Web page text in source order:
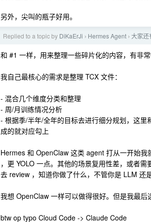
另外，尖叫的瓶子好用。
Replied to a topic by DiKaErJi › Hermes Agent › 大家还
和 #1 一样，用来整理一些碎片化的内容，有非常
我自己最核心的需求是整理 TCX 文件：
- 混合几个维度分类和整理
- 周/月训练情况分析
- 根据季/半年/全年的目标去进行细分规划，这
成的就对应勾上
Hermes 和 OpenClaw 这类 agent 打从一开始
，更 YOLO 一点。其他的场景复用性差，或者
去 review ，知道你做了什么，不管你是 LLM 还
我想 OpenClaw 一样可以做得很好。但是我最
btw op typo Cloud Code -> Claude Code